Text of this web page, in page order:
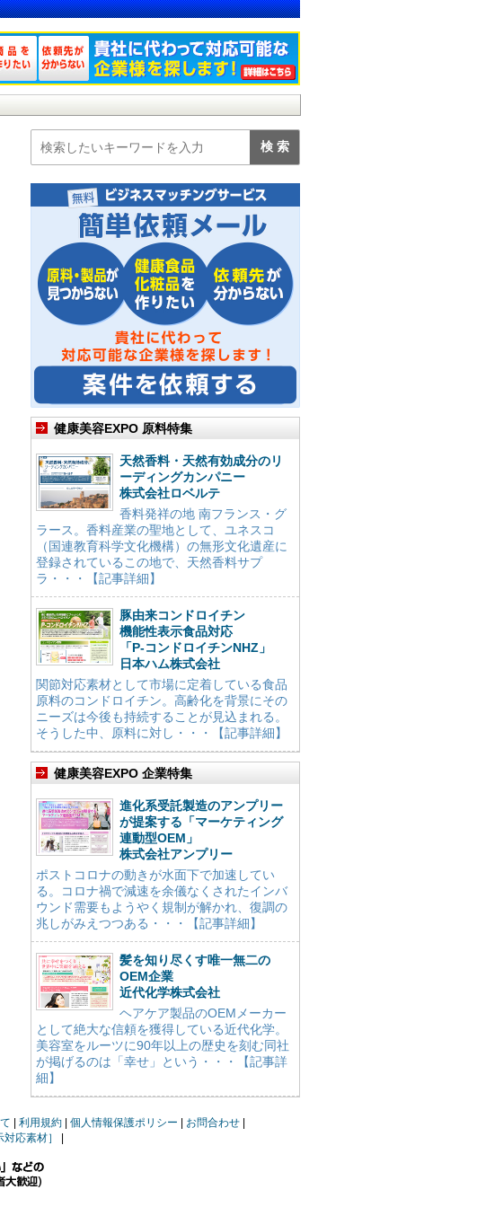
健康美容EXPO 原料特集
天然香料・天然有効成分のリ
ーディングカンパニー
株式会社ロベルテ
香料発祥の地 南フランス・グ
ラース。香料産業の聖地として、ユネスコ
（国連教育科学文化機構）の無形文化遺産に
登録されているこの地で、天然香料サプ
ラ・・・【記事詳細】
豚由来コンドロイチン
機能性表示食品対応
「P-コンドロイチンNHZ」
日本ハム株式会社
関節対応素材として市場に定着している食品
原料のコンドロイチン。高齢化を背景にその
ニーズは今後も持続することが見込まれる。
そうした中、原料に対し・・・【記事詳細】
健康美容EXPO 企業特集
進化系受託製造のアンプリー
が提案する「マーケティング
連動型OEM」
株式会社アンプリー
ポストコロナの動きが水面下で加速してい
る。コロナ禍で減速を余儀なくされたインバ
ウンド需要もようやく規制が解かれ、復調の
兆しがみえつつある・・・【記事詳細】
髪を知り尽くす唯一無二の
OEM企業
近代化学株式会社
ヘアケア製品のOEMメーカー
として絶大な信頼を獲得している近代化学。
美容室をルーツに90年以上の歴史を刻む同社
が掲げるのは「幸せ」という・・・【記事詳
細】
利用規約 個人情報保護ポリシー
お問合わせ
応素材］